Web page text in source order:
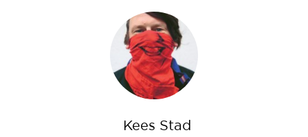
Kees Stad